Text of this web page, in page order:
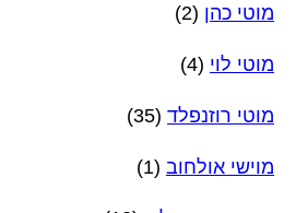
מוטי כהן (2)
מוטי לוי (4)
מוטי רוזנפלד (35)
מוישי אולחוב (1)